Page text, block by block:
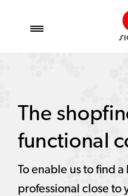
The
functional
To enable us to find
professional close to